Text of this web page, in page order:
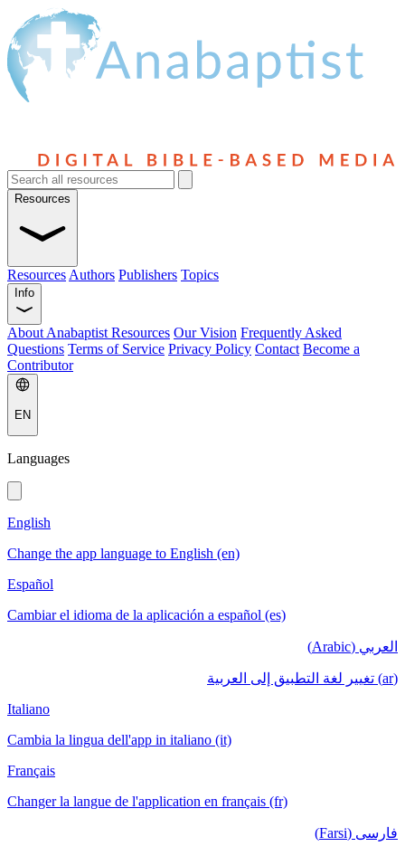
Resources
Resources Authors Publishers Topics
Info
About Anabaptist Resources Our Vision Frequently Asked
Questions Terms of Service Privacy Policy Contact Become a
Contributor
EN
Languages
English
Change the app language to English (en)
Español
Cambiar el idioma de la aplicación a español (es)
العربي (Arabic)
(ar) تغيير لغة التطبيق إلى العربية
Italiano
Cambia la lingua dell'app in italiano (it)
Français
Changer la langue de l'application en français (fr)
فارسی (Farsi)